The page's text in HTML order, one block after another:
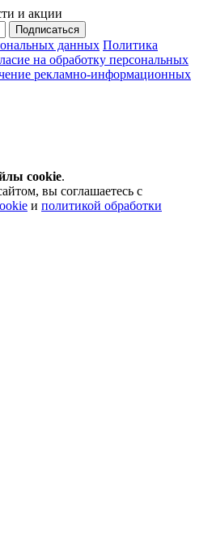
и акции
Подписаться
данных Политика
на обработку персональных
рекламно-информационных
cookie.
вы соглашаетесь с
и политикой обработки